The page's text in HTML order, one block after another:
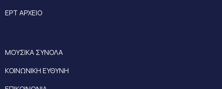
ΕΡΤ ΑΡΧΕΙΟ
ΜΟΥΣΙΚΑ ΣΥΝΟΛΑ
ΚΟΙΝΩΝΙΚΗ ΕΥΘΥΝΗ